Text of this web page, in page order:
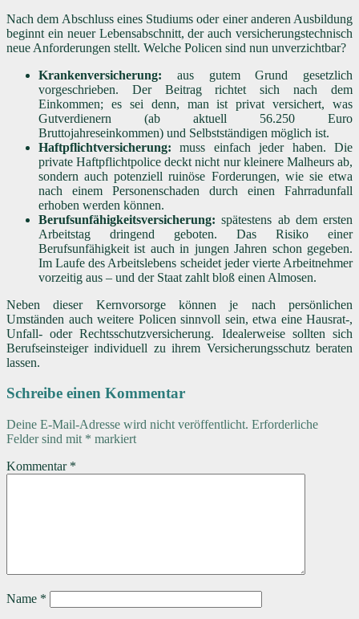
Nach dem Abschluss eines Studiums oder einer anderen Ausbildung
beginnt ein neuer Lebensabschnitt, der auch versicherungstechnisch
neue Anforderungen stellt. Welche Policen sind nun unverzichtbar?
Krankenversicherung: aus gutem Grund gesetzlich
vorgeschrieben. Der Beitrag richtet sich nach dem
Einkommen; es sei denn, man ist privat versichert, was
Gutverdienern (ab aktuell 56.250 Euro
Bruttojahreseinkommen) und Selbstständigen möglich ist.
Haftpflichtversicherung: muss einfach jeder haben. Die
private Haftpflichtpolice deckt nicht nur kleinere Malheurs ab,
sondern auch potenziell ruinöse Forderungen, wie sie etwa
nach einem Personenschaden durch einen Fahrradunfall
erhoben werden können.
Berufsunfähigkeitsversicherung:spätestens ab dem ersten
Arbeitstag dringend geboten. Das Risiko einer
Berufsunfähigkeit ist auch in jungen Jahren schon gegeben.
Im Laufe des Arbeitslebens scheidet jeder vierte Arbeitnehmer
vorzeitig aus – und der Staat zahlt bloß einen Almosen.
Neben dieser Kernvorsorge können je nach persönlichen
Umständen auch weitere Policen sinnvoll sein, etwa eine Hausrat-,
Unfall- oder Rechtsschutzversicherung. Idealerweise sollten sich
Berufseinsteiger individuell zu ihrem Versicherungsschutz beraten
lassen.
Schreibe einen Kommentar
Deine E-Mail-Adresse wird nicht veröffentlicht. Erforderliche
Felder sind mit * markiert
Kommentar *
Name *